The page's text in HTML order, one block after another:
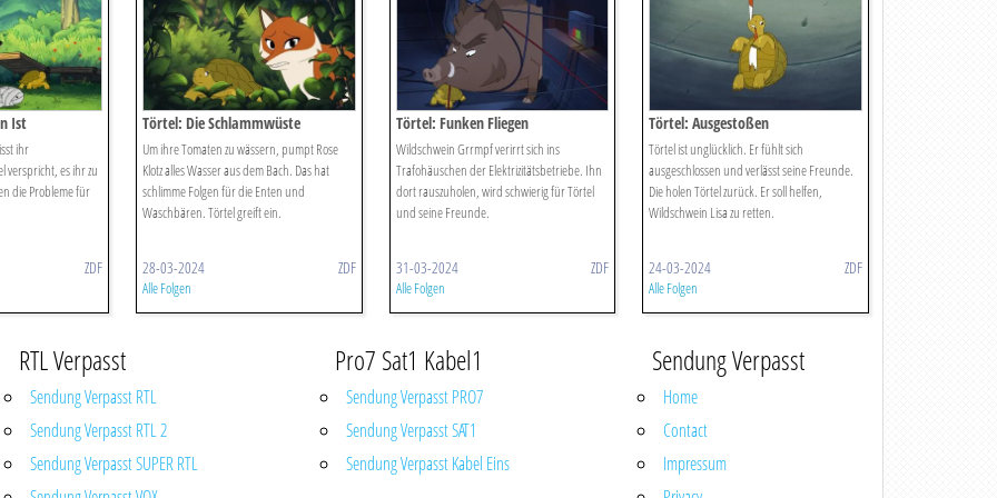
Ist
ihr
verspricht, es ihr zu
die Probleme für
ZDF
Törtel: Die Schlammwüste
Um ihre Tomaten zu wässern, pumpt Rose
Klotz alles Wasser aus dem Bach. Das hat
schlimme Folgen für die Enten und
Waschbären. Törtel greift ein.
28-03-2024 ZDF
Alle Folgen
Törtel: Funken Fliegen
Wildschwein Grrmpf verirrt sich ins
Trafohäuschen der Elektrizitätsbetriebe. Ihn
dort rauszuholen, wird schwierig für Törtel
und seine Freunde.
31-03-2024 ZDF
Alle Folgen
Törtel: Ausgestoßen
Törtel ist unglücklich. Er fühlt sich
ausgeschlossen und verlässt seine Freunde.
Die holen Törtel zurück. Er soll helfen,
Wildschwein Lisa zu retten.
24-03-2024 ZDF
Alle Folgen
RTL Verpasst
Sendung Verpasst RTL
Sendung Verpasst RTL 2
Sendung Verpasst SUPER RTL
Pro7 Sat1 Kabel1
Sendung Verpasst PRO7
Sendung Verpasst SAT1
Sendung Verpasst Kabel Eins
Sendung Verpasst
Home
Contact
Impressum